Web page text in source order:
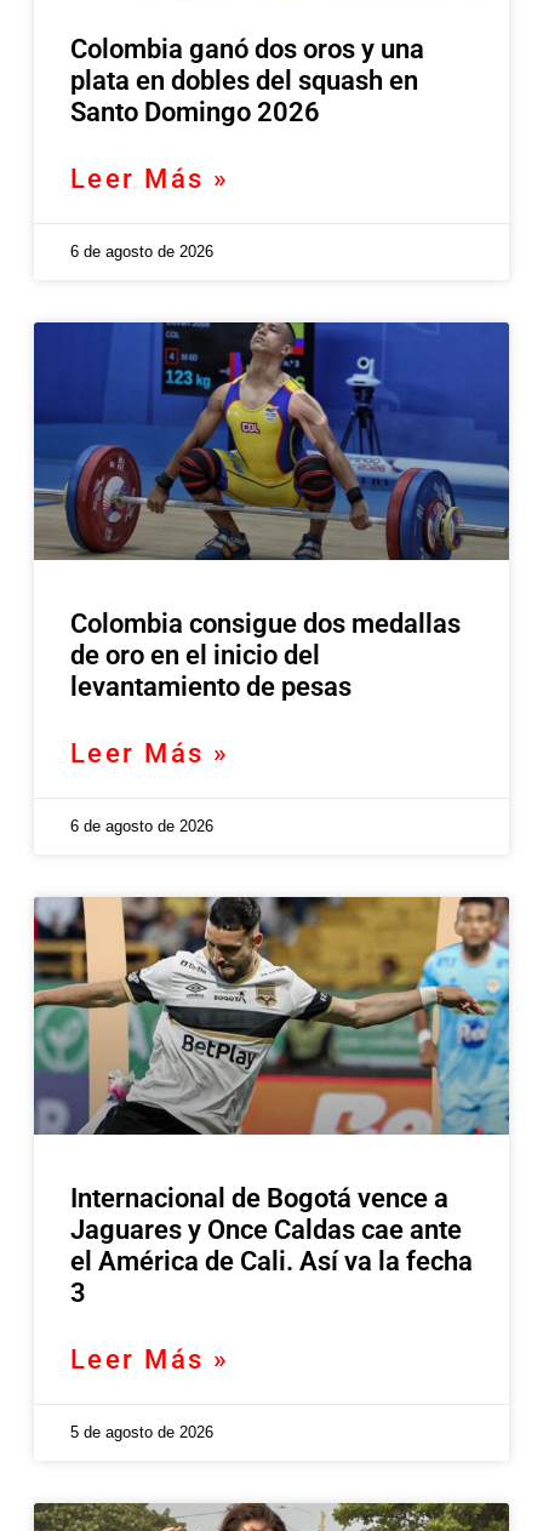
Colombia ganó dos oros y una
plata en dobles del squash en
Santo Domingo 2026
Leer Más »
6 de agosto de 2026
Colombia consigue dos medallas
de oro en el inicio del
levantamiento de pesas
Leer Más »
6 de agosto de 2026
Internacional de Bogotá vence a
Jaguares y Once Caldas cae ante
el América de Cali. Así va la fecha
3
Leer Más »
5 de agosto de 2026